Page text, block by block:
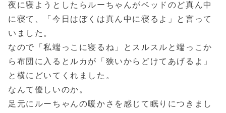
夜に寝ようとしたらルーちゃんがベッドのど真ん中
に寝て、「今日はぼくは真ん中に寝るよ」と言って
いました。
なので「私端っこに寝るね」とスルスルと端っこか
ら布団に入るとルカが「狭いからどけてあげるよ」
と横にどいてくれました。
なんて優しいのか。
足元にルーちゃんの暖かさを感じて眠りにつきまし